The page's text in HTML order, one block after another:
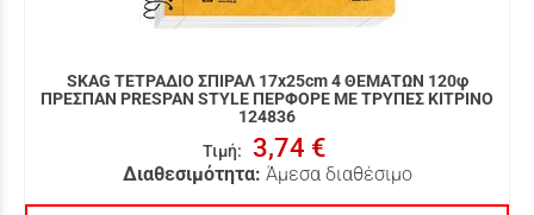
SKAG ΤΕΤΡΑΔΙΟ ΣΠΙΡΑΛ 17x25cm 4 ΘΕΜΑΤΩΝ 120φ
ΠΡΕΣΠΑΝ PRESPAN STYLE ΠΕΡΦΟΡΕ ΜΕ ΤΡΥΠΕΣ ΚΙΤΡΙΝΟ
124836
Τιμή: 3,74 €
Διαθεσιμότητα: Άμεσα διαθέσιμο